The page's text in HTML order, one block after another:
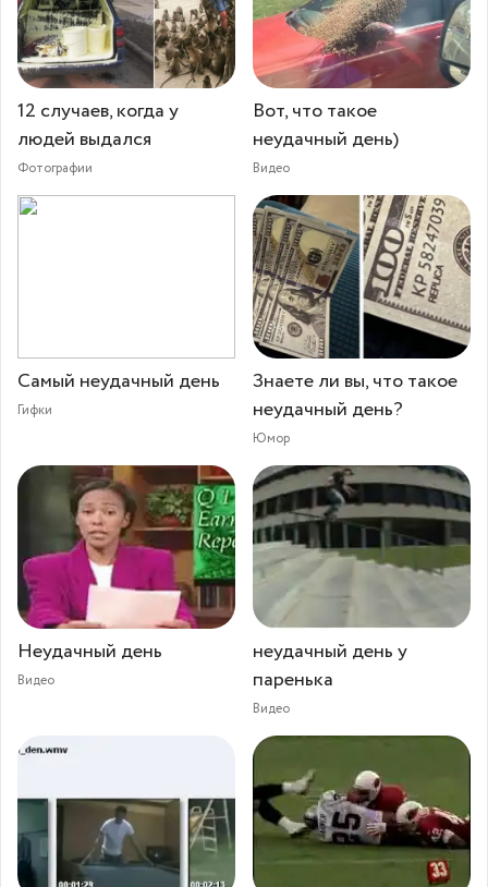
12 случаев, когда у
людей выдался
Фотографии
Вот, что такое
неудачный день)
Видео
Самый неудачный день
Гифки
Знаете ли вы, что такое
неудачный день?
Юмор
Неудачный день
Видео
неудачный день у
паренька
Видео